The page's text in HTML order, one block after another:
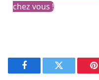
chez vous !
FacebookTwitter